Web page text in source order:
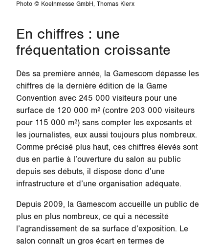
Photo © Koelnmesse GmbH, Thomas Klerx
En chiffres : une
fréquentation croissante
Dès sa première année, la Gamescom dépasse les
chiffres de la dernière édition de la Game
Convention avec 245 000 visiteurs pour une
surface de 120 000 m² (contre 203 000 visiteurs
pour 115 000 m²) sans compter les exposants et
les journalistes, eux aussi toujours plus nombreux.
Comme précisé plus haut, ces chiffres élevés sont
dus en partie à l’ouverture du salon au public
depuis ses débuts, il dispose donc d’une
infrastructure et d’une organisation adéquate.
Depuis 2009, la Gamescom accueille un public de
plus en plus nombreux, ce qui a nécessité
l’agrandissement de sa surface d’exposition. Le
salon connaît un gros écart en termes de